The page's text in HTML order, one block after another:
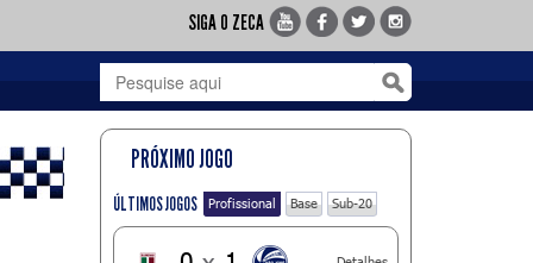
SIGA O ZECA
PRÓXIMO JOGO
ÚLTIMOS JOGOS Profissional Base Sub-20